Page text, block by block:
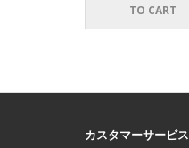
TO CART
カスタマーサービス